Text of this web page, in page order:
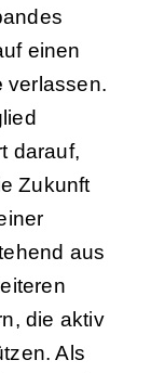
einen
verlassen.
darauf,
Zukunft
aus
die aktiv
Als